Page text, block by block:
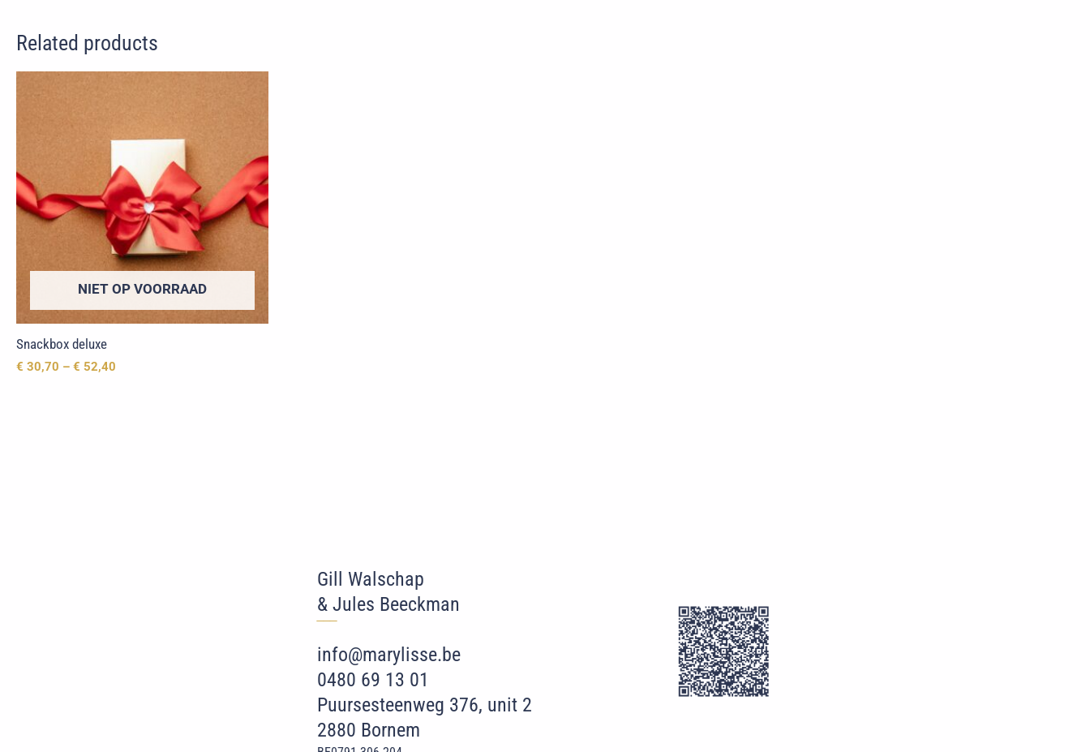
Related products
NIET OP VOORRAAD
Snackbox deluxe
€ 30,70 – € 52,40
Gill Walschap
& Jules Beeckman
‾‾‾
info@marylisse.be
0480 69 13 01
Puursesteenweg 376, unit 2
2880 Bornem